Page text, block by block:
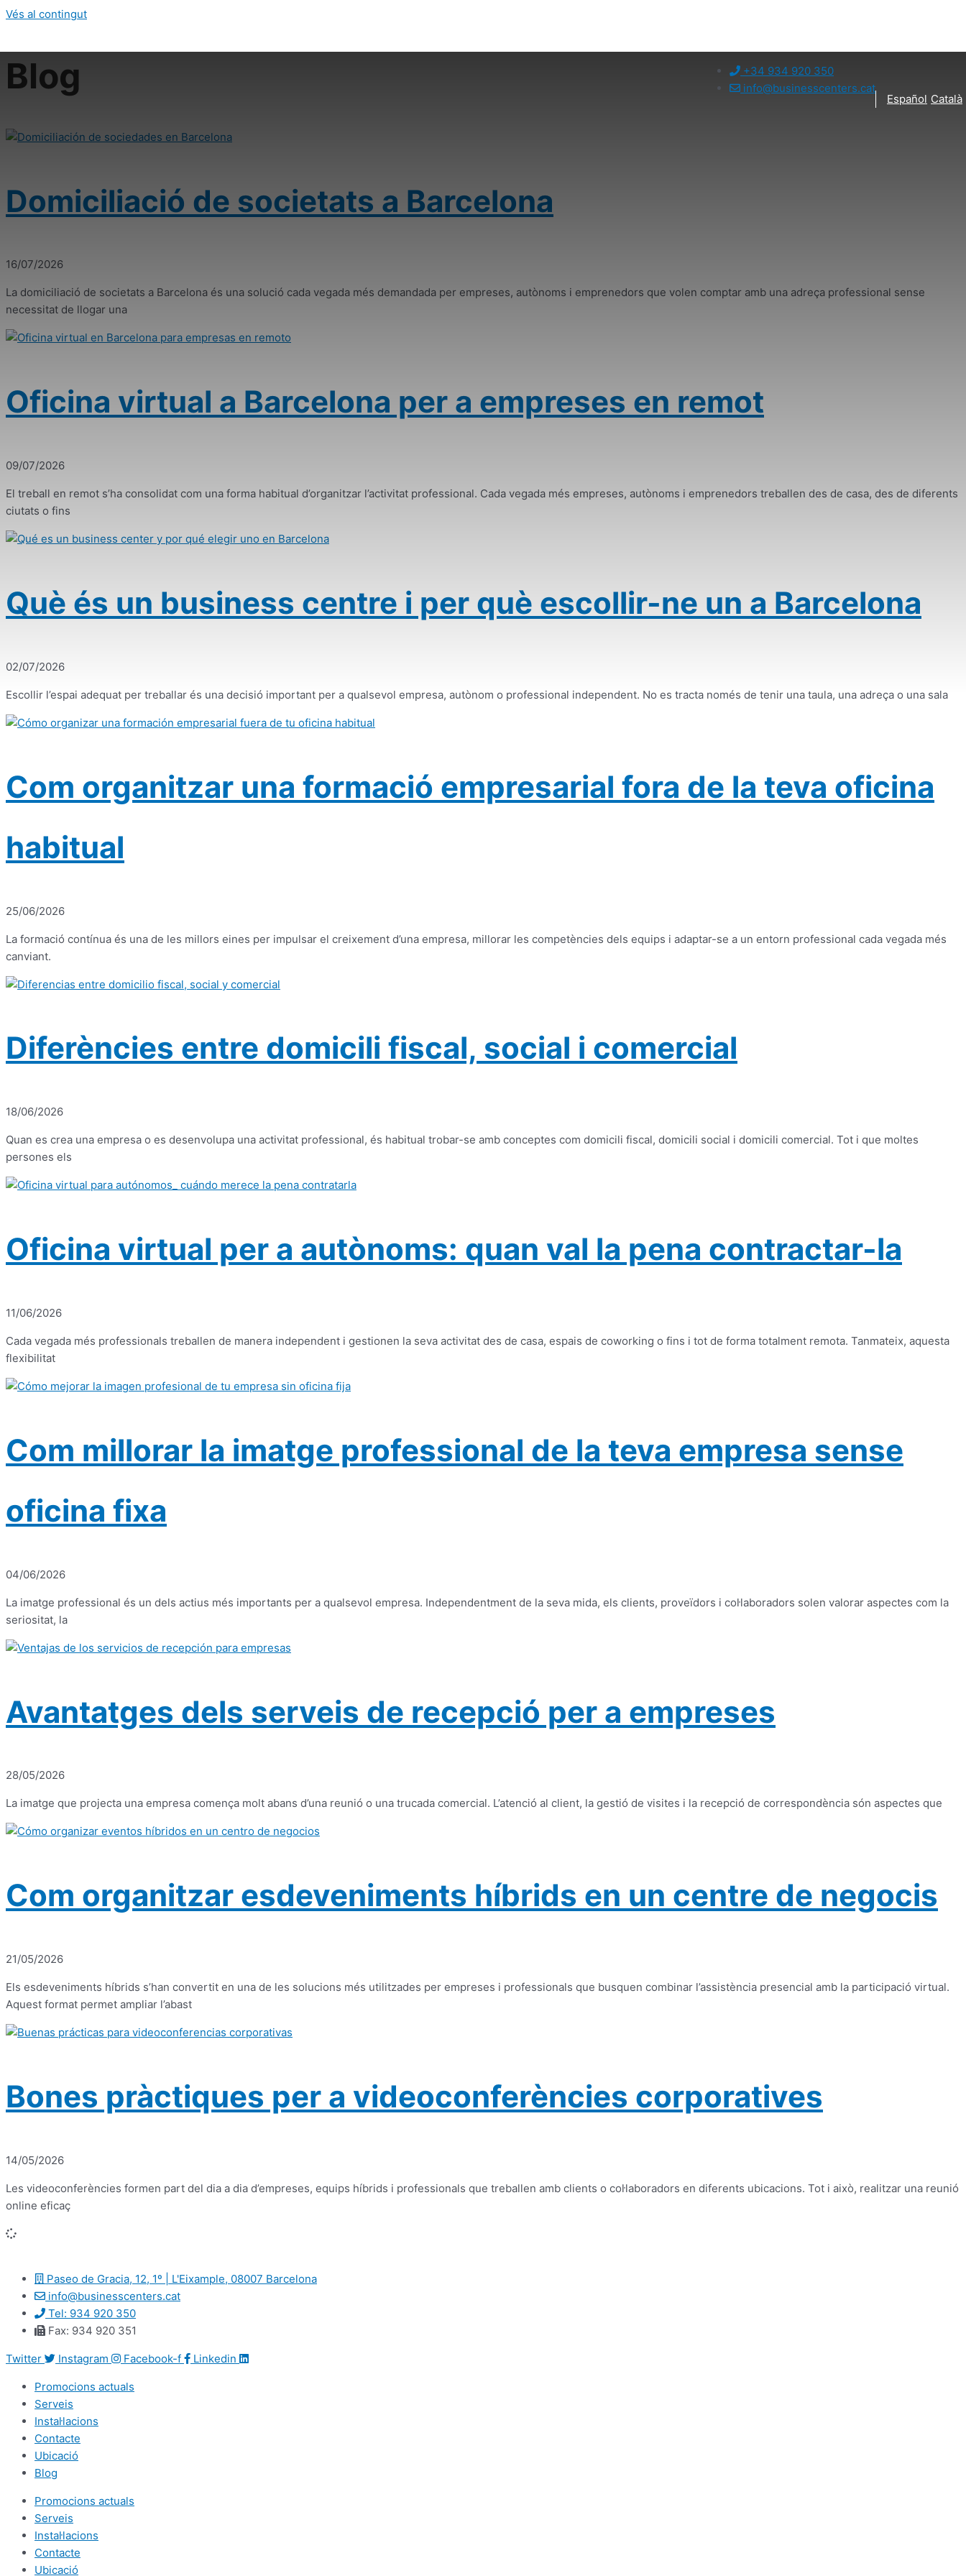
Vés al contingut
+34 934 920 350
info@businesscenters.cat
Español Català
Blog
Domiciliació de societats a Barcelona
16/07/2026
La domiciliació de societats a Barcelona és una solució cada vegada més demandada per empreses, autònoms i emprenedors que volen comptar amb una adreça professional sense
necessitat de llogar una
Oficina virtual a Barcelona per a empreses en remot
09/07/2026
El treball en remot s’ha consolidat com una forma habitual d’organitzar l’activitat professional. Cada vegada més empreses, autònoms i emprenedors treballen des de casa, des de diferents
ciutats o fins
Què és un business centre i per què escollir-ne un a Barcelona
02/07/2026
Escollir l’espai adequat per treballar és una decisió important per a qualsevol empresa, autònom o professional independent. No es tracta només de tenir una taula, una adreça o una sala
Com organitzar una formació empresarial fora de la teva oficina
habitual
25/06/2026
La formació contínua és una de les millors eines per impulsar el creixement d’una empresa, millorar les competències dels equips i adaptar-se a un entorn professional cada vegada més
canviant.
Diferències entre domicili fiscal, social i comercial
18/06/2026
Quan es crea una empresa o es desenvolupa una activitat professional, és habitual trobar-se amb conceptes com domicili fiscal, domicili social i domicili comercial. Tot i que moltes
persones els
Oficina virtual per a autònoms: quan val la pena contractar-la
11/06/2026
Cada vegada més professionals treballen de manera independent i gestionen la seva activitat des de casa, espais de coworking o fins i tot de forma totalment remota. Tanmateix, aquesta
flexibilitat
Com millorar la imatge professional de la teva empresa sense
oficina fixa
04/06/2026
La imatge professional és un dels actius més importants per a qualsevol empresa. Independentment de la seva mida, els clients, proveïdors i col·laboradors solen valorar aspectes com la
seriositat, la
Avantatges dels serveis de recepció per a empreses
28/05/2026
La imatge que projecta una empresa comença molt abans d’una reunió o una trucada comercial. L’atenció al client, la gestió de visites i la recepció de correspondència són aspectes que
Com organitzar esdeveniments híbrids en un centre de negocis
21/05/2026
Els esdeveniments híbrids s’han convertit en una de les solucions més utilitzades per empreses i professionals que busquen combinar l’assistència presencial amb la participació virtual.
Aquest format permet ampliar l’abast
Bones pràctiques per a videoconferències corporatives
14/05/2026
Les videoconferències formen part del dia a dia d’empreses, equips híbrids i professionals que treballen amb clients o col·laboradors en diferents ubicacions. Tot i això, realitzar una reunió
online eficaç
Paseo de Gracia, 12, 1º | L'Eixample, 08007 Barcelona
info@businesscenters.cat
Tel: 934 920 350
Fax: 934 920 351
Twitter Instagram Facebook-f Linkedin
Promocions actuals
Serveis
Instal·lacions
Contacte
Ubicació
Blog
Promocions actuals
Serveis
Instal·lacions
Contacte
Ubicació